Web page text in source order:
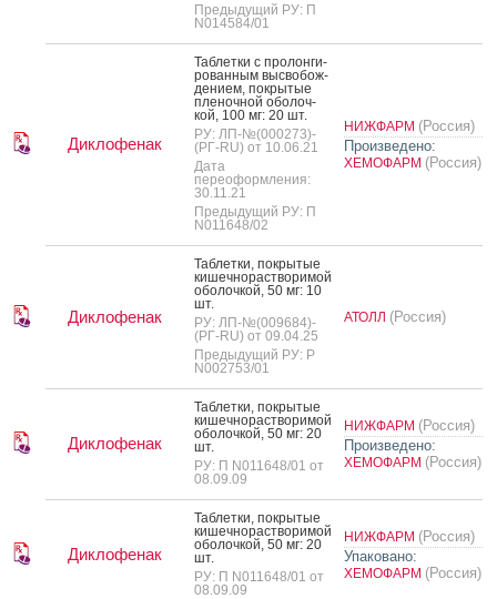
Предыдущий РУ: П
N014584/01
Диклофенак
Таб­летки с про­лон­ги­
рован­ным выс­во­бож­
де­ни­ем, пок­ры­тые
пле­ноч­ной обо­лоч­
кой, 100 мг: 20 шт.
РУ: ЛП-№(000273)-
(РГ-RU) от 10.06.21
Дата
переоформления:
30.11.21
Предыдущий РУ: П
N011648/02
НИЖФАРМ (Россия)
Произведено:
ХЕМОФАРМ (Россия)
Диклофенак
Таб­летки, пок­ры­тые
ки­шеч­но­рас­тво­римой
обо­лоч­кой, 50 мг: 10
шт.
РУ: ЛП-№(009684)-
(РГ-RU) от 09.04.25
Предыдущий РУ: Р
N002753/01
АТОЛЛ (Россия)
Диклофенак
Таб­летки, пок­ры­тые
ки­шеч­но­рас­тво­римой
обо­лоч­кой, 50 мг: 20
шт.
РУ: П N011648/01 от
08.09.09
НИЖФАРМ (Россия)
Произведено:
ХЕМОФАРМ (Россия)
Диклофенак
Таб­летки, пок­ры­тые
ки­шеч­но­рас­тво­римой
обо­лоч­кой, 50 мг: 20
шт.
РУ: П N011648/01 от
08.09.09
НИЖФАРМ (Россия)
Упаковано:
ХЕМОФАРМ (Россия)